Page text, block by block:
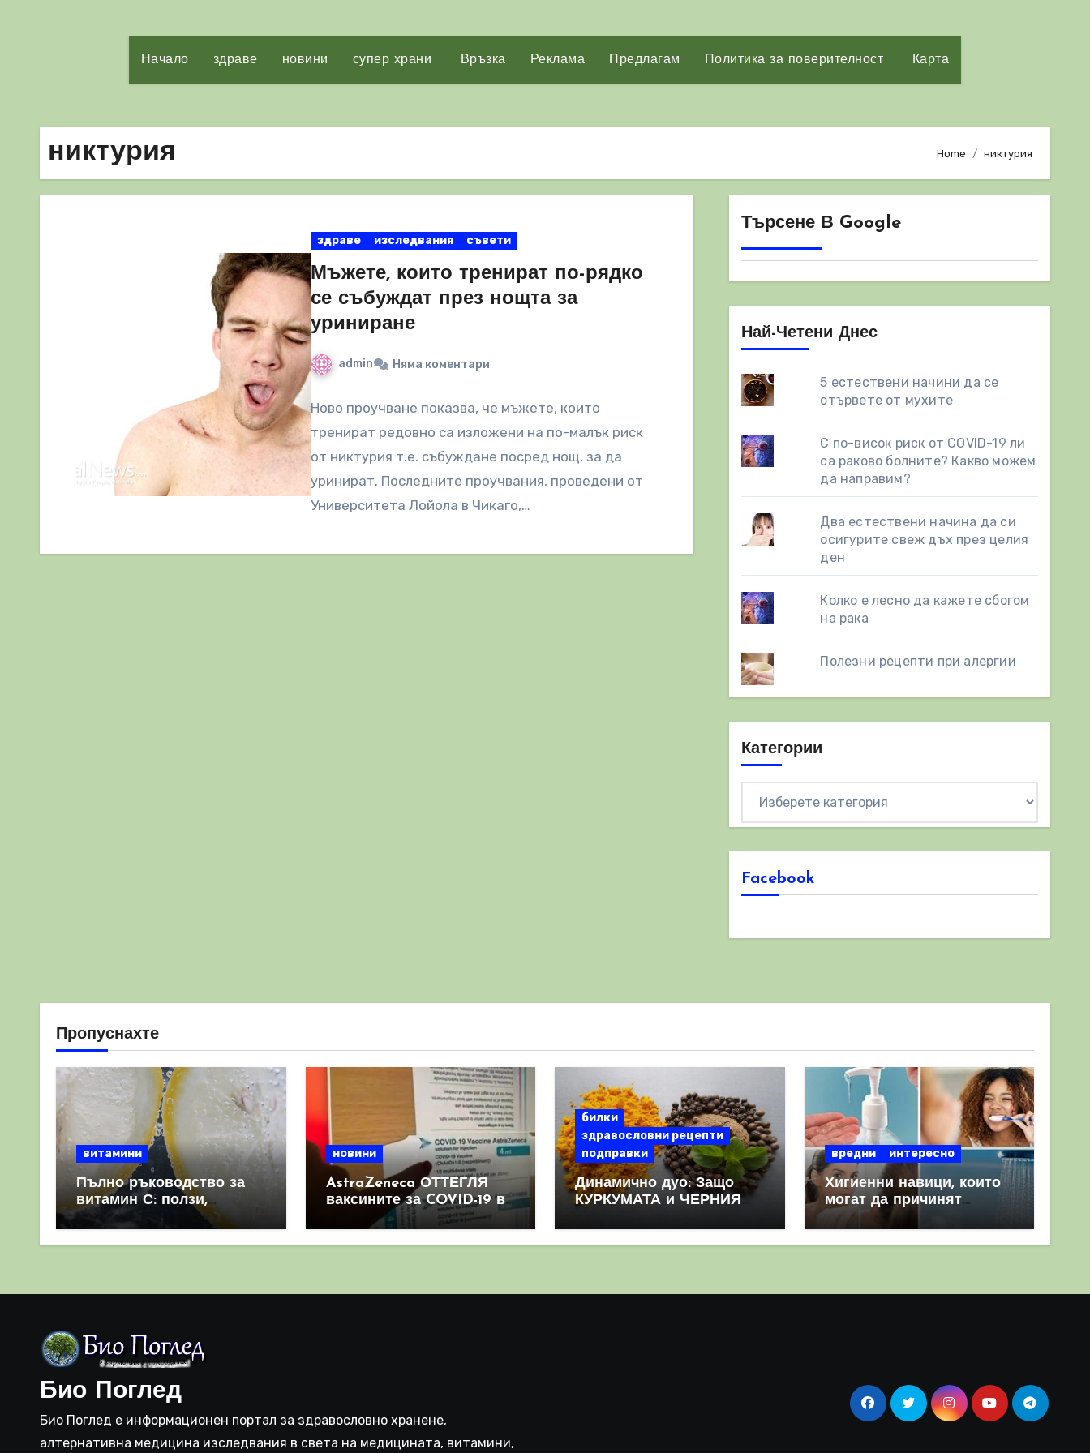
Начало здраве новини супер храни Връзка Реклама Предлагам Политика за поверителност Карта
никтурия Home никтурия
здраве изследвания съвети
Мъжете, които тренират по-рядко
се събуждат през нощта за
уриниране
admin Няма коментари
Ново проучване показва, че мъжете, които
тренират редовно са изложени на по-малък риск
от никтурия т.е. събуждане посред нощ, за да
уринират. Последните проучвания, проведени от
Университета Лойола в Чикаго,…
Търсене В Google
Най-Четени Днес
5 естествени начини да се
отървете от мухите
С по-висок риск от COVID-19 ли
са раково болните? Какво можем
да направим?
Два естествени начинa да си
осигурите свеж дъх през целия
ден
Колко е лесно да кажете сбогом
на рака
Полезни рецепти при алергии
Категории
Facebook
Пропуснахте
витамини
Пълно ръководство за
витамин С: ползи,
източници и защо е
важен за имунната
новини
AstraZeneca ОТТЕГЛЯ
ваксините за COVID-19 в
световен мащаб, след
като призна, че те
билки
здравословни рецепти
подправки
Динамично дуо: Защо
КУРКУМАТА и ЧЕРНИЯ
комбинация
вредни интересно
Хигиенни навици, които
могат да причинят
повече вреда, отколкото
полза
Био Поглед
Био Поглед е информационен портал за здравословно хранене,
алтернативна медицина изследвания в света на медицината, витамини,